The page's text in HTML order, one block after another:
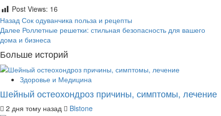
Post Views: 16
Продолжить
чтение
Назад Сок одуванчика польза и рецепты
Далее Роллетные решетки: стильная безопасность для вашего
дома и бизнеса
Больше историй
Здоровье и Медицина
Шейный остеохондроз причины, симптомы, лечение
2 дня тому назад Blstone